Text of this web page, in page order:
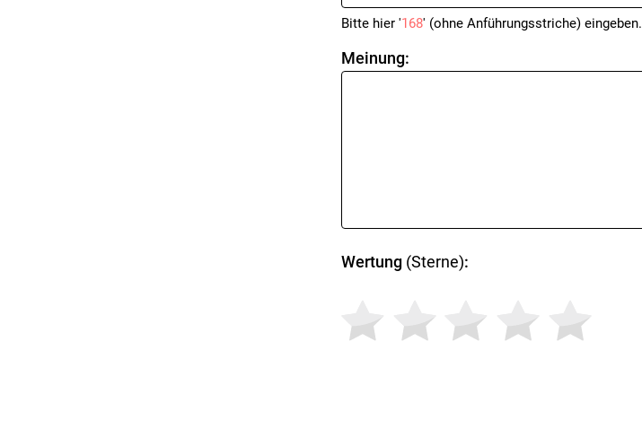
Bitte hier '168' (ohne Anführungsstriche) eingeben.
Meinung:
Wertung(Sterne):